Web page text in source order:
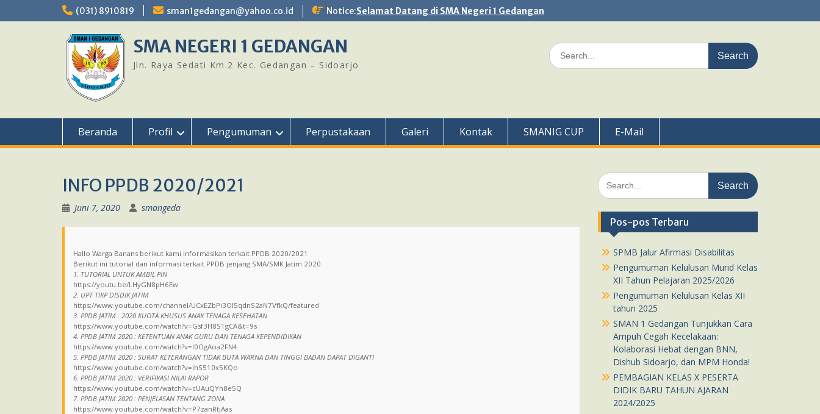
to
(031) 8910819 sman1gedangan@yahoo.co.id Notice:Selamat Datang di SMA Negeri 1 Gedangan
SMA NEGERI 1 GEDANGAN
Jln. Raya Sedati Km.2 Kec. Gedangan – Sidoarjo
Search
for:
Beranda Profil Pengumuman Perpustakaan Galeri Kontak SMANIG CUP E-Mail
INFO PPDB 2020/2021
Juni 7, 2020 smangeda
Hallo Warga Banans berikut kami informasikan terkait PPDB 2020/2021
Berikut ini tutorial dan informasi terkait PPDB jenjang SMA/SMK Jatim 2020.
1. TUTORIAL UNTUK AMBIL PIN
https://youtu.be/LHyGN8pH6Ew
2. UPT TIKP DISDIK JATIM
https://www.youtube.com/channel/UCxEZbPi3Ol5qdnS2aN7VfkQ/featured
3. PPDB JATIM : 2020 KUOTA KHUSUS ANAK TENAGA KESEHATAN
https://www.youtube.com/watch?v=Gsf3H8S1gCA&t=9s
4. PPDB JATIM 2020 : KETENTUAN ANAK GURU DAN TENAGA KEPENDIDIKAN
https://www.youtube.com/watch?v=l0OgAoa2FN4
5. PPDB JATIM 2020 : SURAT KETERANGAN TIDAK BUTA WARNA DAN TINGGI BADAN DAPAT DIGANTI
https://www.youtube.com/watch?v=ihS510x5KQo
6. PPDB JATIM 2020 : VERIFIKASI NILAI RAPOR
https://www.youtube.com/watch?v=cUAuQYn8e5Q
7. PPDB JATIM 2020 : PENJELASAN TENTANG ZONA
https://www.youtube.com/watch?v=P7zanRtjAas
Search
for:
Pos-pos Terbaru
SPMB Jalur Afirmasi Disabilitas
Pengumuman Kelulusan Murid Kelas
XII Tahun Pelajaran 2025/2026
Pengumuman Kelulusan Kelas XII
tahun 2025
SMAN 1 Gedangan Tunjukkan Cara
Ampuh Cegah Kecelakaan:
Kolaborasi Hebat dengan BNN,
Dishub Sidoarjo, dan MPM Honda!
PEMBAGIAN KELAS X PESERTA
DIDIK BARU TAHUN AJARAN
2024/2025